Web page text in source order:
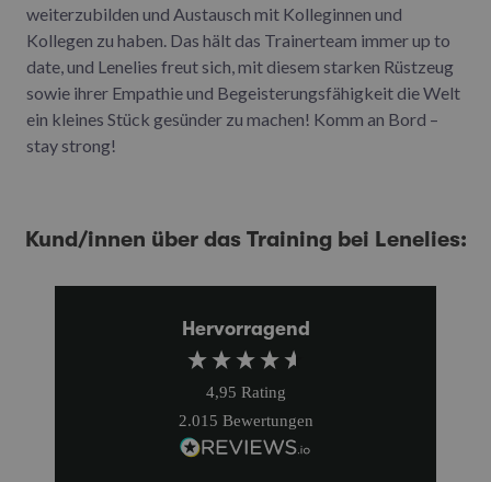
weiterzubilden und Austausch mit Kolleginnen und
Kollegen zu haben. Das hält das Trainerteam immer up to
date, und Lenelies freut sich, mit diesem starken Rüstzeug
sowie ihrer Empathie und Begeisterungsfähigkeit die Welt
ein kleines Stück gesünder zu machen! Komm an Bord –
stay strong!
Kund/innen über das Training bei Lenelies:
Hervorragend
4,95 Rating
2.015 Bewertungen